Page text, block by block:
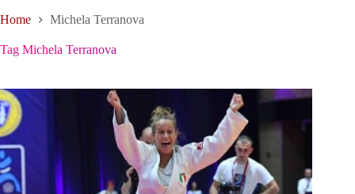
Home Michela Terranova
Tag Michela Terranova